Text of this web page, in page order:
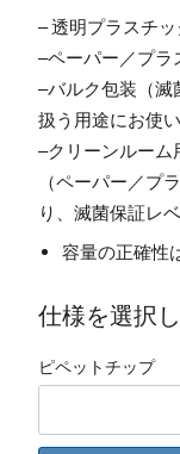
– 透明プラスチ
–ペーパー／プラ
–バルク包装（滅
扱う用途にお使
–クリーンルーム
（ペーパー／プ
り、滅菌保証レベ
容量の正確性
仕様を選択
ピペットチップ